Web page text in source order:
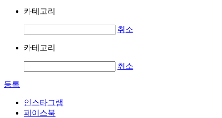
카테고리
취소
카테고리
취소
등록
인스타그램
페이스북